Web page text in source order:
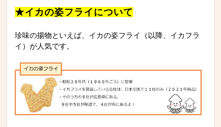
★イカの姿フライについて
珍味の揚物といえば、イカの姿フライ（以降、イカフラ
イ）が人気です。